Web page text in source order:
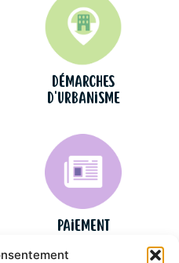
Démarches
d'urbanisme
Paiement